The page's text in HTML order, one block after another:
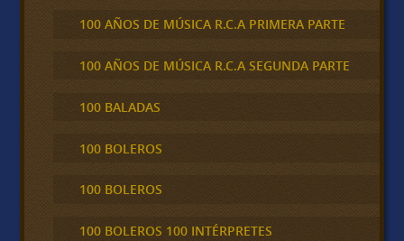
100 AÑOS DE MÚSICA R.C.A PRIMERA PARTE
100 AÑOS DE MÚSICA R.C.A SEGUNDA PARTE
100 BALADAS
100 BOLEROS
100 BOLEROS
100 BOLEROS 100 INTÉRPRETES